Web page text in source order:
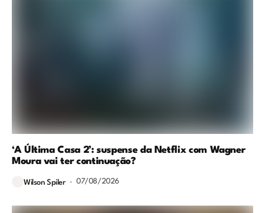
‘A Última Casa 2’: suspense da Netflix com Wagner
Moura vai ter continuação?
Wilson Spiler 07/08/2026